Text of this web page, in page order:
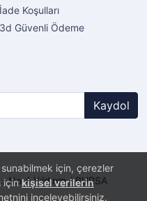
için, çerezler
içinkişisel verilerin
inceleyebilirsiniz.
İade Koşulları
3d Güvenli Ödeme
Kaydol
Yıldırım / BURSA